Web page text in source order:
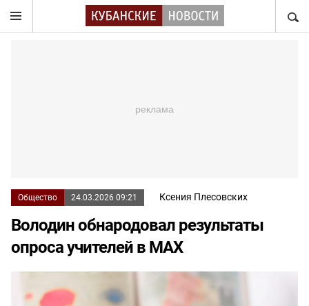
Общество 24.03.2026 09:21 Ксения Плесовских
Володин обнародовал результаты
опроса учителей в MAX